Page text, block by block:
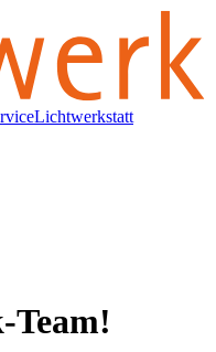
Lichtwerkstatt
Team!